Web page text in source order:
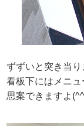
ずずいと突き当り
看板下にはメニ
思案できますよ